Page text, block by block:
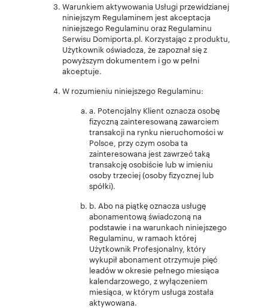
Warunkiem aktywowania Usługi przewidzianej
niniejszym Regulaminem jest akceptacja
niniejszego Regulaminu oraz Regulaminu
Serwisu Domiporta.pl. Korzystając z produktu,
Użytkownik oświadcza, że zapoznał się z
powyższym dokumentem i go w pełni
akceptuje.
W rozumieniu niniejszego Regulaminu:
a. Potencjalny Klient oznacza osobę
fizyczną zainteresowaną zawarciem
transakcji na rynku nieruchomości w
Polsce, przy czym osoba ta
zainteresowana jest zawrzeć taką
transakcję osobiście lub w imieniu
osoby trzeciej (osoby fizycznej lub
spółki).
b. Abo na piątkę oznacza usługę
abonamentową świadczoną na
podstawie i na warunkach niniejszego
Regulaminu, w ramach której
Użytkownik Profesjonalny, który
wykupił abonament otrzymuje pięć
leadów w okresie pełnego miesiąca
kalendarzowego, z wyłączeniem
miesiąca, w którym usługa została
aktywowana.